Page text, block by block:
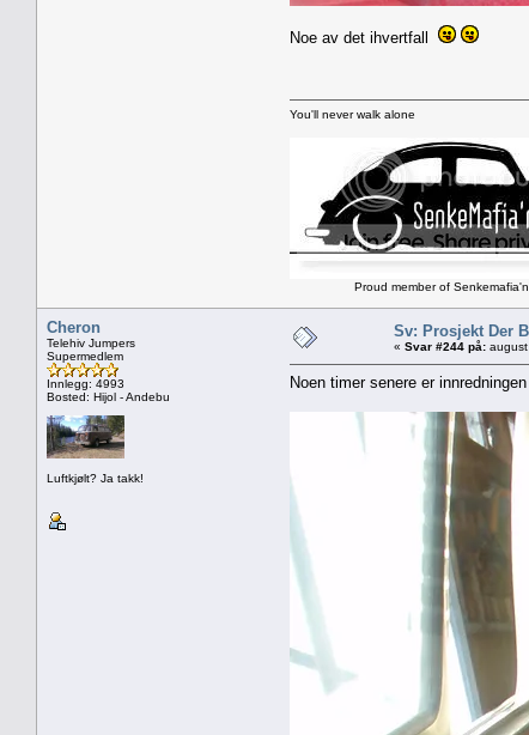
Noe av det ihvertfall
You'll never walk alone
Proud member of Senkemafia'n
Cheron
Telehiv Jumpers
Supermedlem
Innlegg: 4993
Bosted: Hijol - Andebu
Luftkjølt? Ja takk!
Sv: Prosjekt Der
« Svar #244 på:
Noen timer senere er